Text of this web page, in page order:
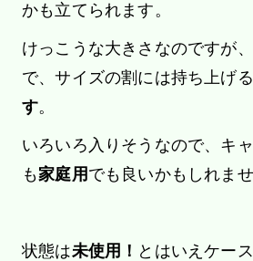
かも立てられます。
けっこうな大きさなのですが、
で、サイズの割には持ち上げ
す。
いろいろ入りそうなので、キ
も家庭用でも良いかもしれませ
状態は未使用！ とはいえケー